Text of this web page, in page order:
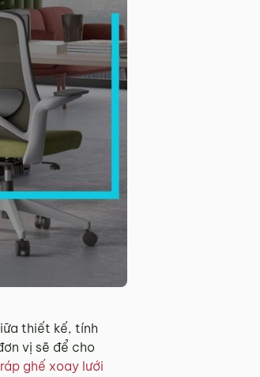
thiết kế, tính
vị sẽ để cho
ghế xoay lưới